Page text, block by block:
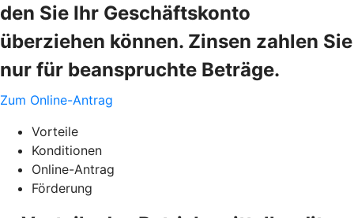
den Sie Ihr Geschäftskonto
überziehen können. Zinsen zahlen Sie
nur für beanspruchte Beträge.
Zum Online-Antrag
Vorteile
Konditionen
Online-Antrag
Förderung